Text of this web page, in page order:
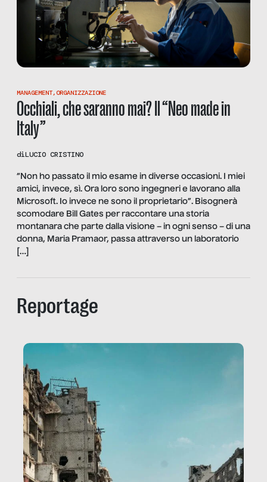
MANAGEMENT,ORGANIZZAZIONE
Occhiali, che saranno mai? Il “Neo made in
Italy”
diLUCIO CRISTINO
“Non ho passato il mio esame in diverse occasioni. I miei
amici, invece, sì. Ora loro sono ingegneri e lavorano alla
Microsoft. Io invece ne sono il proprietario”. Bisognerà
scomodare Bill Gates per raccontare una storia
montanara che parte dalla visione – in ogni senso – di una
donna, Maria Pramaor, passa attraverso un laboratorio
[…]
Reportage